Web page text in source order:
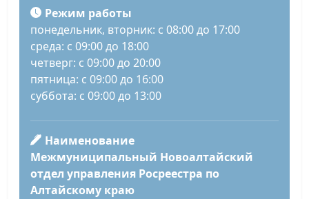
Режим работы
понедельник, вторник: с 08:00 до 17:00
среда: с 09:00 до 18:00
четверг: с 09:00 до 20:00
пятница: с 09:00 до 16:00
суббота: с 09:00 до 13:00
Наименование
Межмуниципальный Новоалтайский
отдел управления Росреестра по
Алтайскому краю